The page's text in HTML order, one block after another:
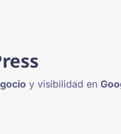
y visibilidad en